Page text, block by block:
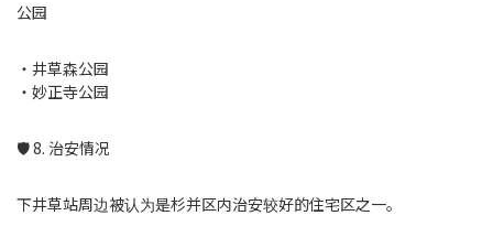
公园
・井草森公园
・妙正寺公园
🛡 8. 治安情况
下井草站周边被认为是杉并区内治安较好的住宅区之一。